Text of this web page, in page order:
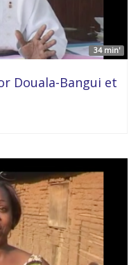
34 min'
Douala-Bangui et